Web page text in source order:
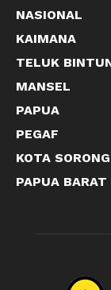
NASIONAL
KAIMANA
TELUK
MANSEL
PAPUA
PEGAF
KOTA SORONG
PAPUA BARAT